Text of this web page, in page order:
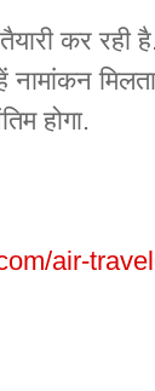
कर रही
होगा.
air-